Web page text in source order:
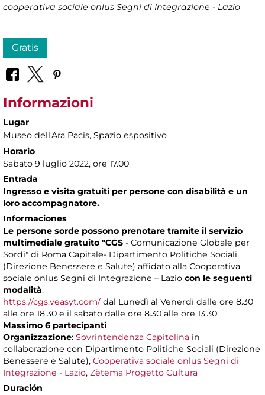
cooperativa sociale onlus Segni di Integrazione - Lazio
Gratis
Informazioni
Lugar
Museo dell'Ara Pacis, Spazio espositivo
Horario
Sabato 9 luglio 2022, ore 17.00
Entrada
Ingresso e visita gratuiti per persone con disabilità e un
loro accompagnatore.
Informaciones
Le persone sorde possono prenotare tramite il servizio
multimediale gratuito "CGS - Comunicazione Globale per
Sordi" di Roma Capitale- Dipartimento Politiche Sociali
(Direzione Benessere e Salute) affidato alla Cooperativa
sociale onlus Segni di Integrazione – Lazio con le seguenti
modalità:
https://cgs.veasyt.com/dal Lunedì al Venerdì dalle ore 8.30
alle ore 18.30 e il sabato dalle ore 8.30 alle ore 13.30.
Massimo 6 partecipanti
Organizzazione: Sovrintendenza Capitolina in
collaborazione con Dipartimento Politiche Sociali (Direzione
Benessere e Salute), Cooperativa sociale onlus Segni di
Integrazione - Lazio, Zètema Progetto Cultura
Duración